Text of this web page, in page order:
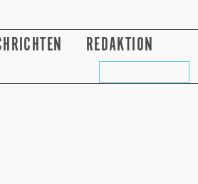
REDAKTION